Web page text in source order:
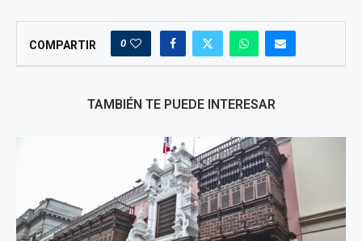
COMPARTIR 0
TAMBIÉN TE PUEDE INTERESAR